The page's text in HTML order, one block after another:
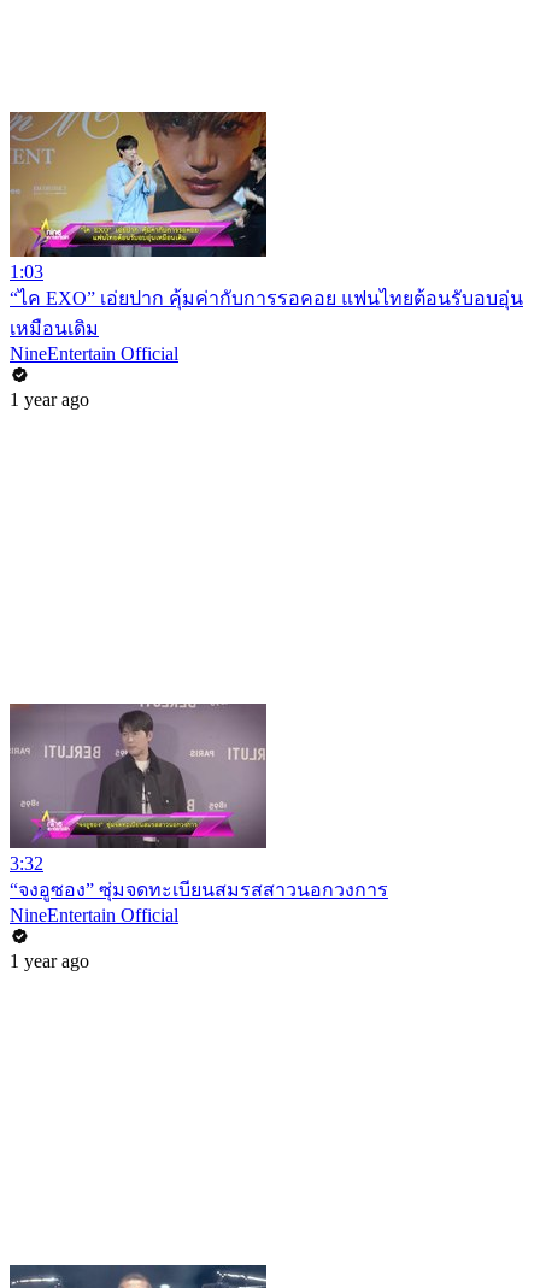
1:03
“ไค EXO” เอ่ยปาก คุ้มค่ากับการรอคอย แฟนไทยต้อนรับอบอุ่น
เหมือนเดิม
NineEntertain Official
1 year ago
3:32
“จงอูซอง” ซุ่มจดทะเบียนสมรสสาวนอกวงการ
NineEntertain Official
1 year ago